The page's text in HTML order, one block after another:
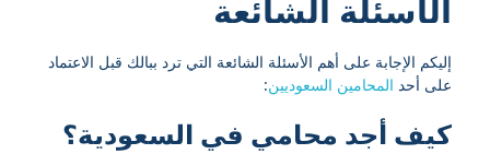
الأسئلة الشائعة
إليكم الإجابة على أهم الأسئلة الشائعة التي ترد ببالك قبل الاعتماد
على أحد المحامين السعوديين:
كيف أجد محامي في السعودية؟